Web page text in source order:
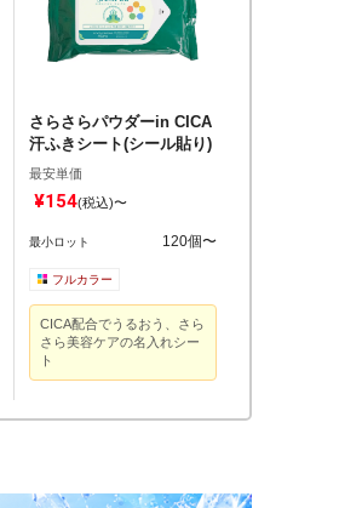
さらさらパウダーin CICA
汗ふきシート(シール貼り)
最安単価
¥154(税込)〜
最小ロット 120個〜
フルカラー
CICA配合でうるおう、さら
さら美容ケアの名入れシー
ト